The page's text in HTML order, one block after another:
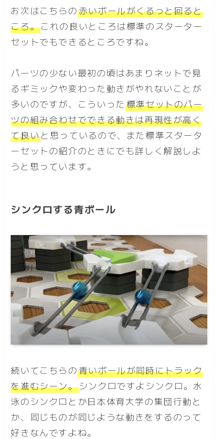
お次はこちらの赤いボールがくるっと回ると
ころ。これの良いところは標準のスターター
セットでもできるところですね。
パーツの少ない最初の頃はあまりネットで見
るギミックや変わった動きがやれないことが
多いのですが、こういった 標準セットのパー
ツの組み合わせでできる動きは再現性が高く
て良いと思っているので、また標準スタータ
ーセットの紹介のときにでも詳しく解説しよ
うと思っています。
シンクロする青ボール
続いてこちらの青いボールが同時にトラック
を進むシーン。シンクロですよシンクロ。水
泳のシンクロとか日本体育大学の集団行動と
か、同じものが同じような動きをするのって
好きなんですよね。